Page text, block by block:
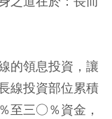
的領息投資，讓
線投資部位累積
至三○％資金，